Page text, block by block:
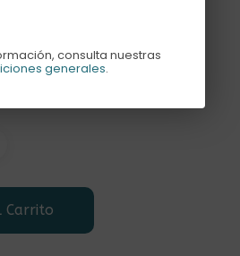
Carrito
consulta nuestras
generales.